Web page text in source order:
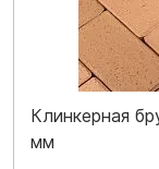
Клинкерная
мм